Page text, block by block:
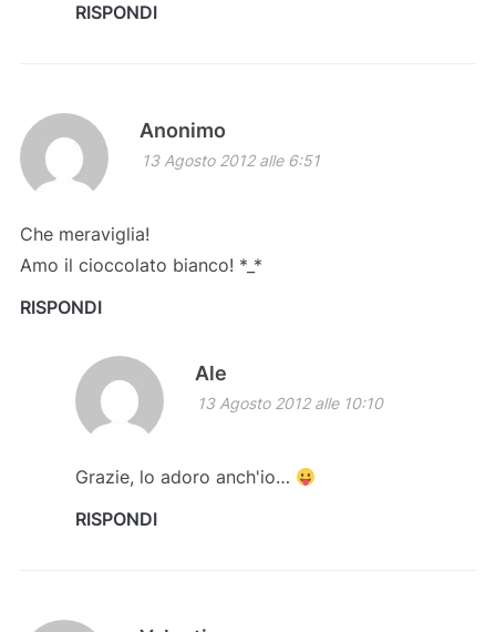
RISPONDI
Anonimo
13 Agosto 2012 alle 6:51
Che meraviglia!
Amo il cioccolato bianco! *_*
RISPONDI
Ale
13 Agosto 2012 alle 10:10
Grazie, lo adoro anch'io…
RISPONDI